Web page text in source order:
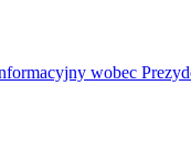
wobec